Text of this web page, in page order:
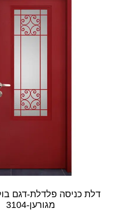
דלת כניסה פלדלת-דגם
מגורען-3104